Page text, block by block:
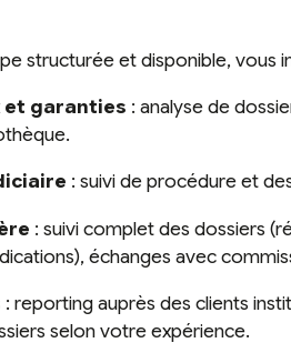
structurée et disponible, vous
et garanties : analyse de
: suivi de procédure et
: suivi complet des dossiers
échanges avec
: reporting auprès des clients
selon votre expérience.